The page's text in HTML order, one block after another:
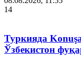
14
Туркияда
Ўзбекистон